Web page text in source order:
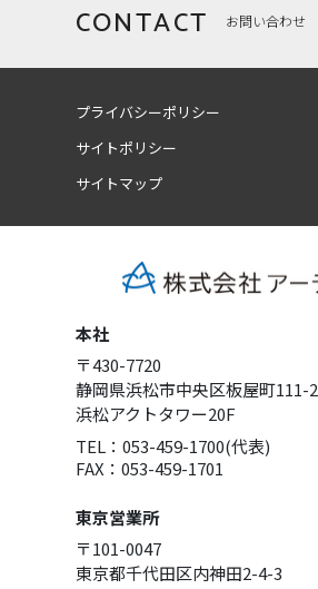
CONTACT お問い合わせ
プライバシーポリシー
サイトポリシー
サイトマップ
本社
〒430-7720
静岡県浜松市中央区板屋町111-2
浜松アクトタワー20F
TEL：053-459-1700(代表)
FAX：053-459-1701
東京営業所
〒101-0047
東京都千代田区内神田2-4-3